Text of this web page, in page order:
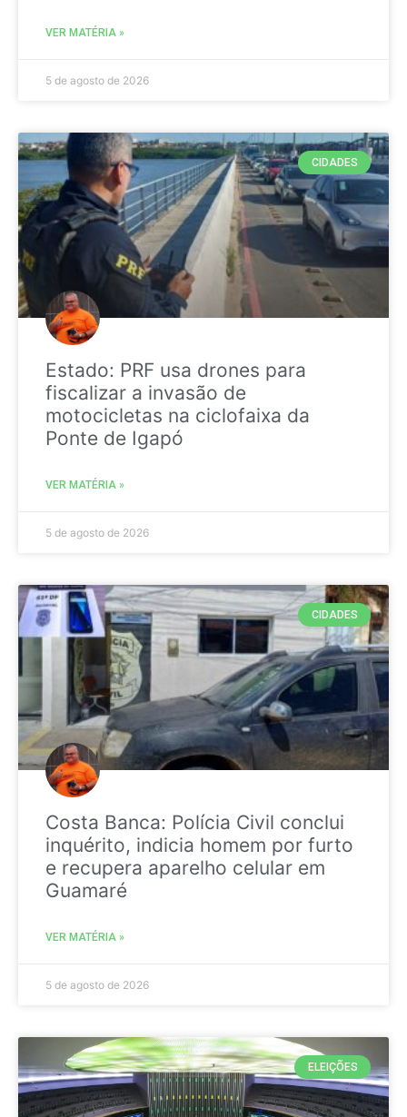
VER MATÉRIA »
5 de agosto de 2026
CIDADES
Estado: PRF usa drones para
fiscalizar a invasão de
motocicletas na ciclofaixa da
Ponte de Igapó
VER MATÉRIA »
5 de agosto de 2026
CIDADES
Costa Banca: Polícia Civil conclui
inquérito, indicia homem por furto
e recupera aparelho celular em
Guamaré
VER MATÉRIA »
5 de agosto de 2026
ELEIÇÕES